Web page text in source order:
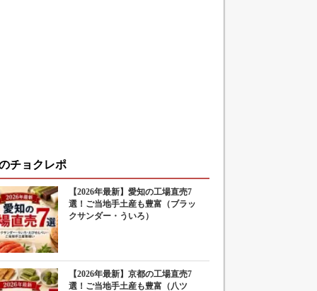
チョクレポ
【2026年最新】愛知の工場直売7
選！ご当地手土産も豊富（ブラッ
クサンダー・ういろ）
【2026年最新】京都の工場直売7
選！ご当地手土産も豊富（八ツ